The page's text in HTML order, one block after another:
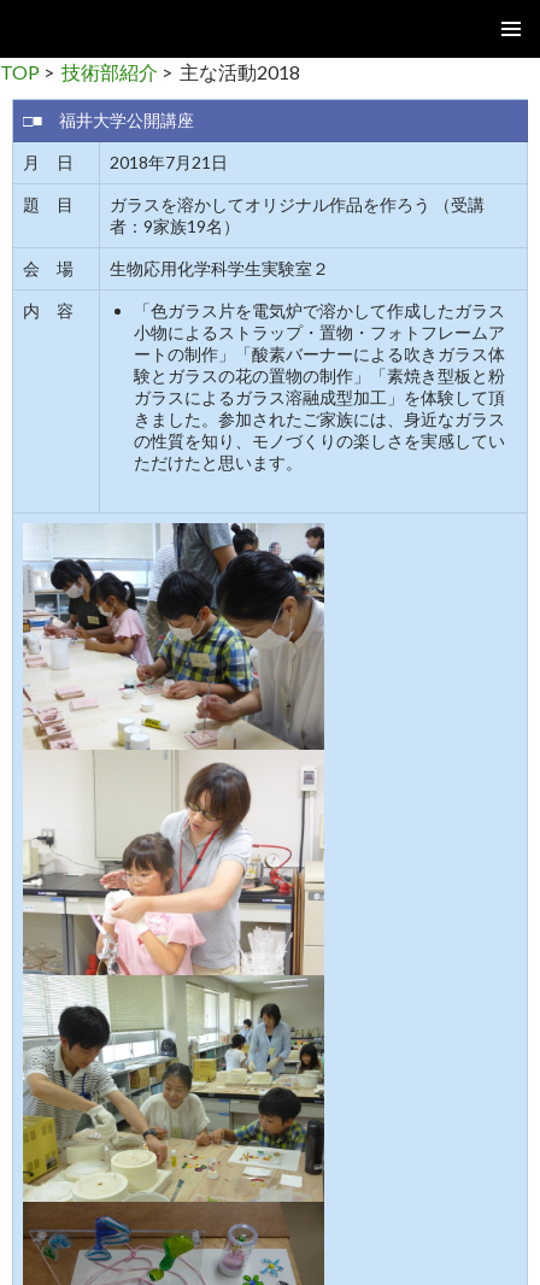
ン
テ
ン
ツ
へ
移
TOP > 技術部紹介 > 主な活動2018
□■ 福井大学公開講座
月 日 2018年7月21日
題 目
ガラスを溶かしてオリジナル作品を作ろう （受講
者：9家族19名）
会 場 生物応用化学科学生実験室２
内 容
「色ガラス片を電気炉で溶かして作成したガラス
小物によるストラップ・置物・フォトフレームア
ートの制作」「酸素バーナーによる吹きガラス体
験とガラスの花の置物の制作」「素焼き型板と粉
ガラスによるガラス溶融成型加工」を体験して頂
きました。参加されたご家族には、身近なガラス
の性質を知り、モノづくりの楽しさを実感してい
ただけたと思います。